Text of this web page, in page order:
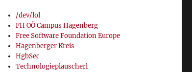
/dev/lol
FH OÖ Campus Hagenberg
Free Software Foundation Europe
Hagenberger Kreis
HgbSec
Technologieplauscherl